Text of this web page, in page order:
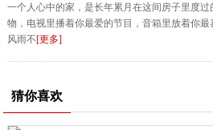
一个人心中的家，是长年累月在这间房子里度
物，电视里播着你最爱的节目，音箱里放着你最
风雨不[更多]
猜你喜欢